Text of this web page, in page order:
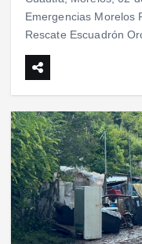
Emergencias Morelos
Rescate Escuadrón